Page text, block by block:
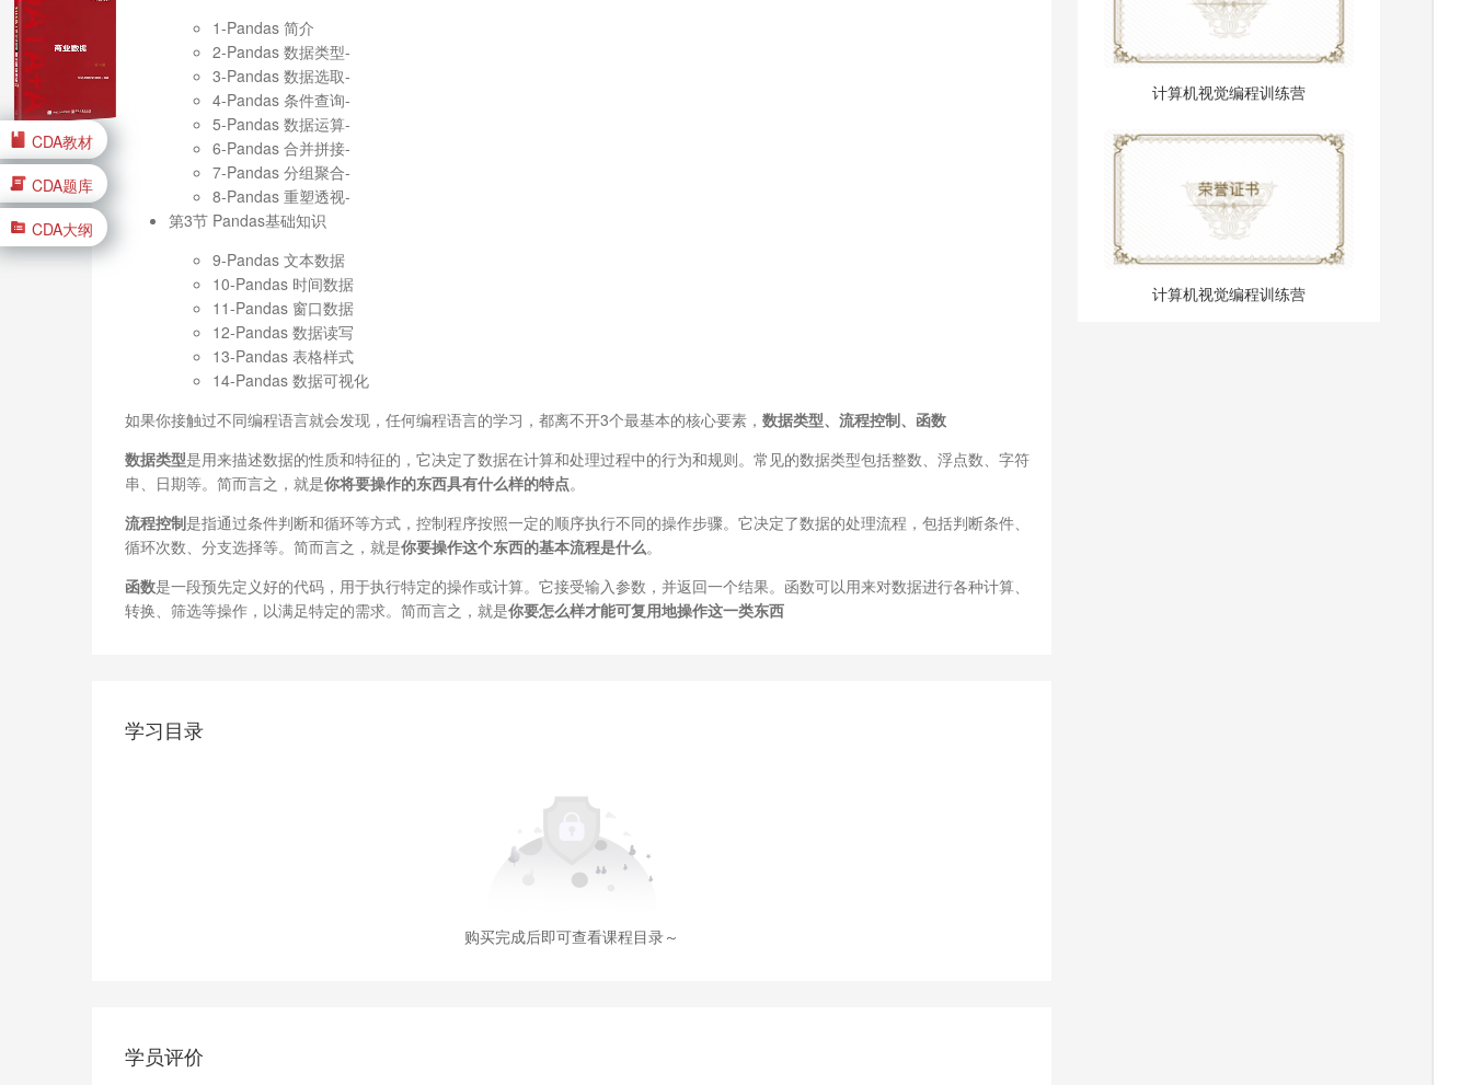
1-Pandas 简介
2-Pandas 数据类型-
3-Pandas 数据选取-
4-Pandas 条件查询-
5-Pandas 数据运算-
6-Pandas 合并拼接-
7-Pandas 分组聚合-
8-Pandas 重塑透视-
第3节 Pandas基础知识
9-Pandas 文本数据
10-Pandas 时间数据
11-Pandas 窗口数据
12-Pandas 数据读写
13-Pandas 表格样式
14-Pandas 数据可视化
如果你接触过不同编程语言就会发现，任何编程语言的学习，都离不开3个最基本的核心要素， 数据类型、流程控制、函数
数据类型是用来描述数据的性质和特征的，它决定了数据在计算和处理过程中的行为和规则。常见的数据类型包括整数、浮点数、字符
串、日期等。简而言之，就是你将要操作的东西具有什么样的特点。
流程控制是指通过条件判断和循环等方式，控制程序按照一定的顺序执行不同的操作步骤。它决定了数据的处理流程，包括判断条件、
循环次数、分支选择等。简而言之，就是你要操作这个东西的基本流程是什么。
函数是一段预先定义好的代码，用于执行特定的操作或计算。它接受输入参数，并返回一个结果。函数可以用来对数据进行各种计算、
转换、筛选等操作，以满足特定的需求。简而言之，就是你要怎么样才能可复用地操作这一类东西
学习目录
购买完成后即可查看课程目录～
学员评价
计算机视觉编程训练营
计算机视觉编程训练营
CDA教材
CDA题库
CDA大纲